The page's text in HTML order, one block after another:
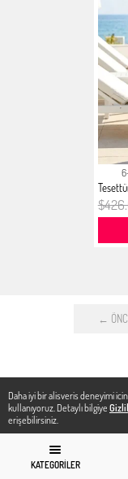
Daha iyi bir alisveris deneyimi
kullanıyoruz. Detaylı bilgiye
erişebilirsiniz.
KATEGORILER
←